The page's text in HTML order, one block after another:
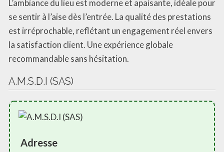
L’ambiance du lieu est moderne et apaisante, idéale pour
se sentir à l’aise dès l’entrée. La qualité des prestations
est irréprochable, reflétant un engagement réel envers
la satisfaction client. Une expérience globale
recommandable sans hésitation.
A.M.S.D.I (SAS)
Adresse